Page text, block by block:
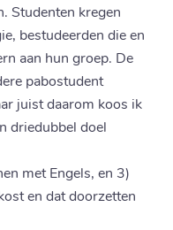
Studenten kregen
bestudeerden die en
aan hun groep. De
pabostudent
juist daarom koos ik
driedubbel doel
met Engels, en 3)
en dat doorzetten